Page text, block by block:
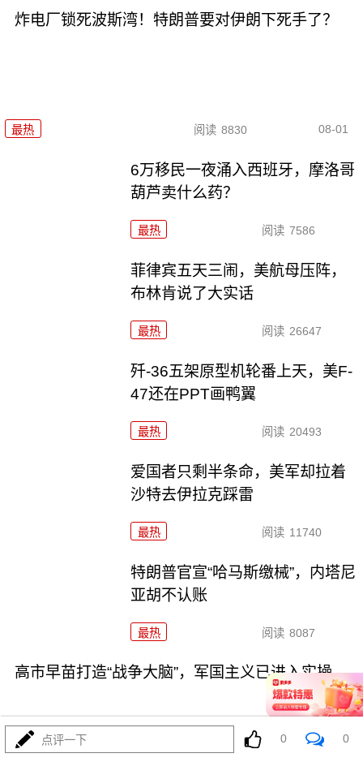
炸电厂锁死波斯湾！特朗普要对伊朗下死手了？
最热 阅读 8830 08-01
6万移民一夜涌入西班牙，摩洛哥
葫芦卖什么药？
最热 阅读 7586
菲律宾五天三闹，美航母压阵，
布林肯说了大实话
最热 阅读 26647
歼-36五架原型机轮番上天，美F-
47还在PPT画鸭翼
最热 阅读 20493
爱国者只剩半条命，美军却拉着
沙特去伊拉克踩雷
最热 阅读 11740
特朗普官宣“哈马斯缴械”，内塔尼
亚胡不认账
最热 阅读 8087
高市早苗打造“战争大脑”，军国主义已进入实操
点评一下 0 0